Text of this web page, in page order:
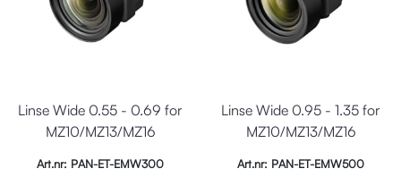
Linse Wide 0.55 - 0.69 for
MZ10/MZ13/MZ16
Art.nr: PAN-ET-EMW300
Linse Wide 0.95 - 1.35 for
MZ10/MZ13/MZ16
Art.nr: PAN-ET-EMW500